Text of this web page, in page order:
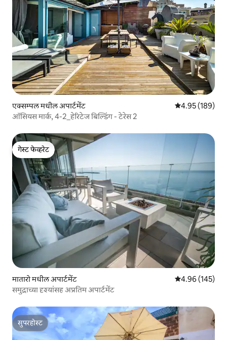
एक्सम्पल मधील अपार्टमेंट 5 पैकी 4.95
4.95 (189)
ऑसियस मार्क, 4-2_हेरिटेज बिल्डिंग - टेरेस 2
गेस्ट फेव्हरेट
गेस्ट फेव्हरेट
मातारो मधील अपार्टमेंट 5 पैकी 4.96
4.96 (145)
समुद्राच्या दृश्यांसह अप्रतिम अपार्टमेंट
सुपरहोस्ट
सुपरहोस्ट